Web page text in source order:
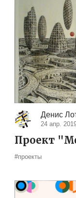
Денис
24 апр.
Проект
#проекты